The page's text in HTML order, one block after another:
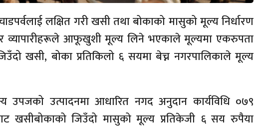
लक्षित गरी खसी तथा बोकाको मासुको मूल्य निर्धारण
व्यापारीहरूले आफूखुशी मूल्य लिने भएकाले मूल्यमा एकरुपता
खसी, बोका प्रतिकिलो ६ सयमा बेच्न नगरपालिकाले मूल्य
उत्पादनमा आधारित नगद अनुदान कार्यविधि ०७९
खसीबोकाको जिउँदो मासुको मूल्य प्रतिकेजी ६ सय रुपैया